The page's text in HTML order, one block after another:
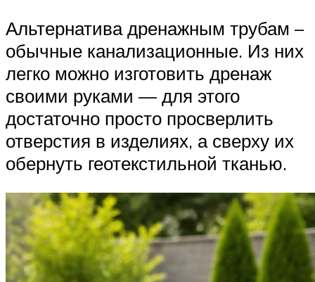
Альтернатива дренажным трубам –
обычные канализационные. Из них
легко можно изготовить дренаж
своими руками — для этого
достаточно просто просверлить
отверстия в изделиях, а сверху их
обернуть геотекстильной тканью.